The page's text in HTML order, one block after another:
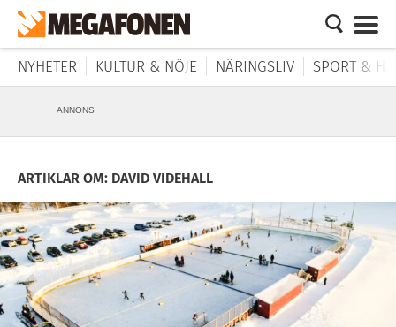
NYHETER KULTUR & NÖJE NÄRINGSLIV SPORT &
ANNONS
ARTIKLAR OM: DAVID VIDEHALL